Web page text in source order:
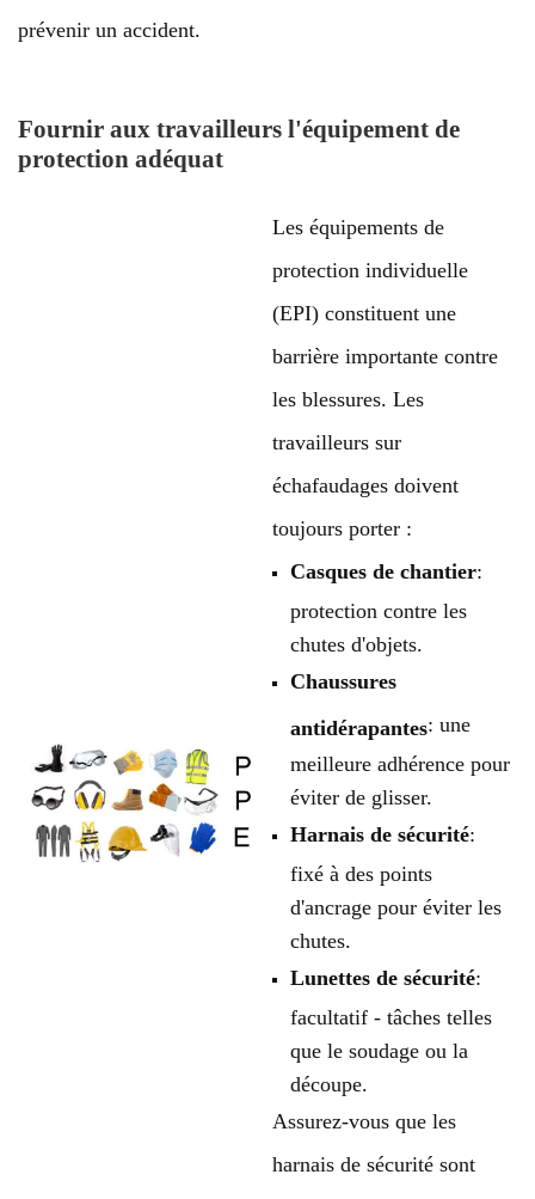
prévenir un accident.
Fournir aux travailleurs l'équipement de
protection adéquat
Les équipements de
protection individuelle
(EPI) constituent une
barrière importante contre
les blessures. Les
travailleurs sur
échafaudages doivent
toujours porter :
Casques de chantier:
protection contre les
chutes d'objets.
Chaussures
antidérapantes: une
meilleure adhérence pour
éviter de glisser.
Harnais de sécurité:
fixé à des points
d'ancrage pour éviter les
chutes.
Lunettes de sécurité:
facultatif - tâches telles
que le soudage ou la
découpe.
Assurez-vous que les
harnais de sécurité sont